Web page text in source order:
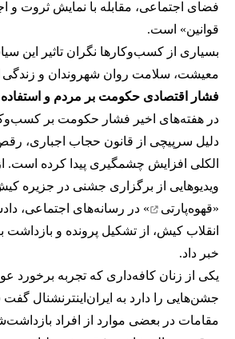
فضای اجتماعی، مقابله با نمایش ثروت و
قوانین» است.
بسیاری از کسب‌وکارها نگران تاثیر این
معیشت، سلامت روان شهروندان و زندگی
فشار اقتصادی حکومت بر مردم و استفاده
در هفته‌های اخیر فشار حکومت بر
دلیل سرپیچی از قانون حجاب اجباری،
الکلی افزایش چشمگیری پیدا کرده است.
ویدیوهایی از برگزاری جشنی در جزیره
«قهوه‌پارتی
» در رسانه‌های اجتماعی،
انقلاب کیش، از تشکیل پرونده و بازداشت
خبر داد.
یکی از زنان کافه‌داری که تجربه برخورد
جشن‌هایی را دارد به ایران‌اینترنشنال
مقامات در بعضی موارد از افراد